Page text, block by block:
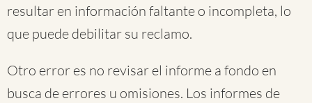
resultar en información faltante o incompleta, lo
que puede debilitar su reclamo.
Otro error es no revisar el informe a fondo en
busca de errores u omisiones. Los informes de